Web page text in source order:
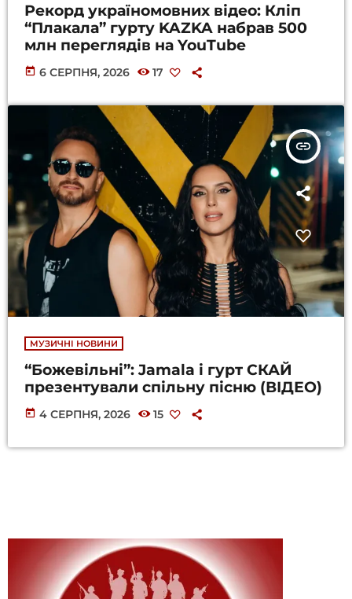
Рекорд україномовних відео: Кліп
“Плакала” гурту KAZKA набрав 500
млн переглядів на YouTube
today 6 СЕРПНЯ, 2026 17
insert_link
МУЗИЧНІ НОВИНИ
“Божевільні”: Jamala і гурт СКАЙ
презентували спільну пісню (ВІДЕО)
today 4 СЕРПНЯ, 2026 15